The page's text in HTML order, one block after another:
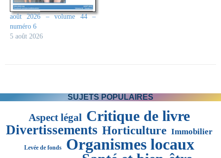
août 2026 – volume 44 –
numéro 6
5 août 2026
SUJETS POPULAIRES
Aspect légal Critique de livre
Divertissements Horticulture Immobilier
Levée de fonds Organismes locaux